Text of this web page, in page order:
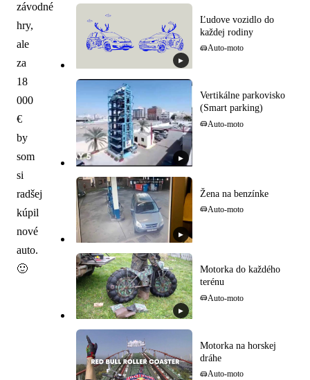
závodné
hry,
ale
za
18
000
€
by
som
si
radšej
kúpil
nové
auto.
🙂
▶
Ľudove vozidlo do
každej rodiny
Auto-moto
▶
Vertikálne parkovisko
(Smart parking)
Auto-moto
▶
Žena na benzínke
Auto-moto
▶
Motorka do každého
terénu
Auto-moto
Motorka na horskej
dráhe
Auto-moto